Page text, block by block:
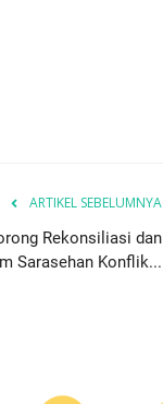
ARTIKEL SEBELUMNYA
Rekonsiliasi dan
Sarasehan Konflik...